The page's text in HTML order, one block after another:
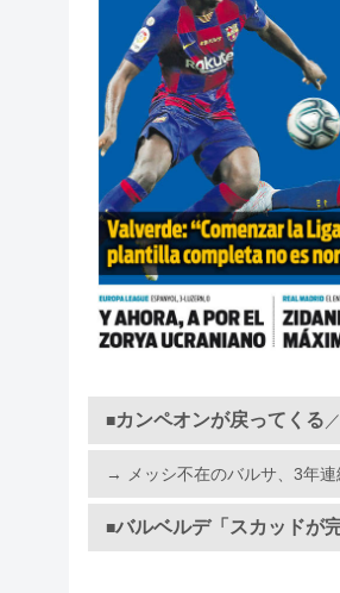
■カンペオンが戻ってくる
→ メッシ不在のバルサ、3年
■バルベルデ「スカッドが